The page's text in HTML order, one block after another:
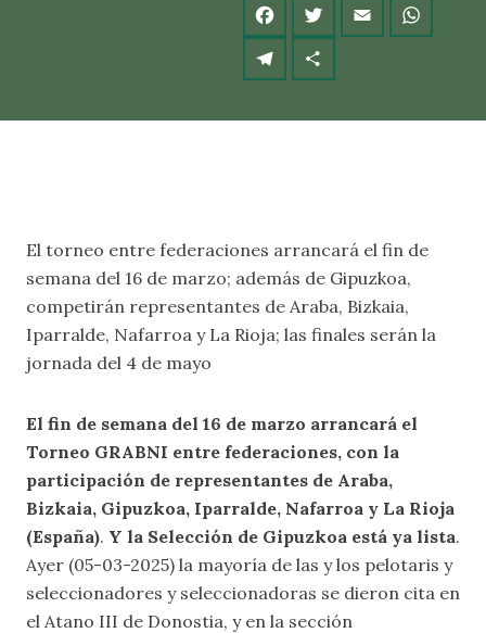
El torneo entre federaciones arrancará el fin de
semana del 16 de marzo; además de Gipuzkoa,
competirán representantes de Araba, Bizkaia,
Iparralde, Nafarroa y La Rioja; las finales serán la
jornada del 4 de mayo
El fin de semana del 16 de marzo arrancará el
Torneo GRABNI entre federaciones, con la
participación de representantes de Araba,
Bizkaia, Gipuzkoa, Iparralde, Nafarroa y La Rioja
(España). Y la Selección de Gipuzkoa está ya lista.
Ayer (05-03-2025) la mayoría de las y los pelotaris y
seleccionadores y seleccionadoras se dieron cita en
el Atano III de Donostia, y en la sección